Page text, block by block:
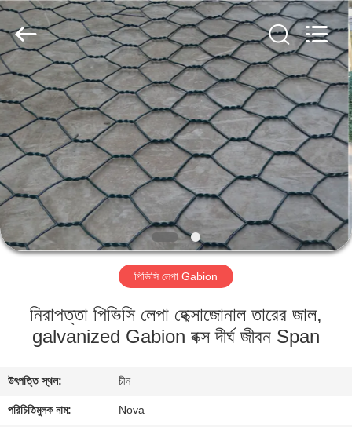
বাড়ি
পণ্য
ভিডিও
ভিআর
শো
আমাদের
সম্বন্ধে
কারখানা
পরিদর্শন
Metal
Mesh
Products
Co.,
Ltd..
All
Rights
Reserved.
পিভিসি লেপা Gabion
নিরাপত্তা পিভিসি লেপা হেক্সাজোনাল তারের জাল,
galvanized Gabion বক্স দীর্ঘ জীবন Span
উৎপত্তি স্থল: চীন
পরিচিতিমুলক নাম: Nova